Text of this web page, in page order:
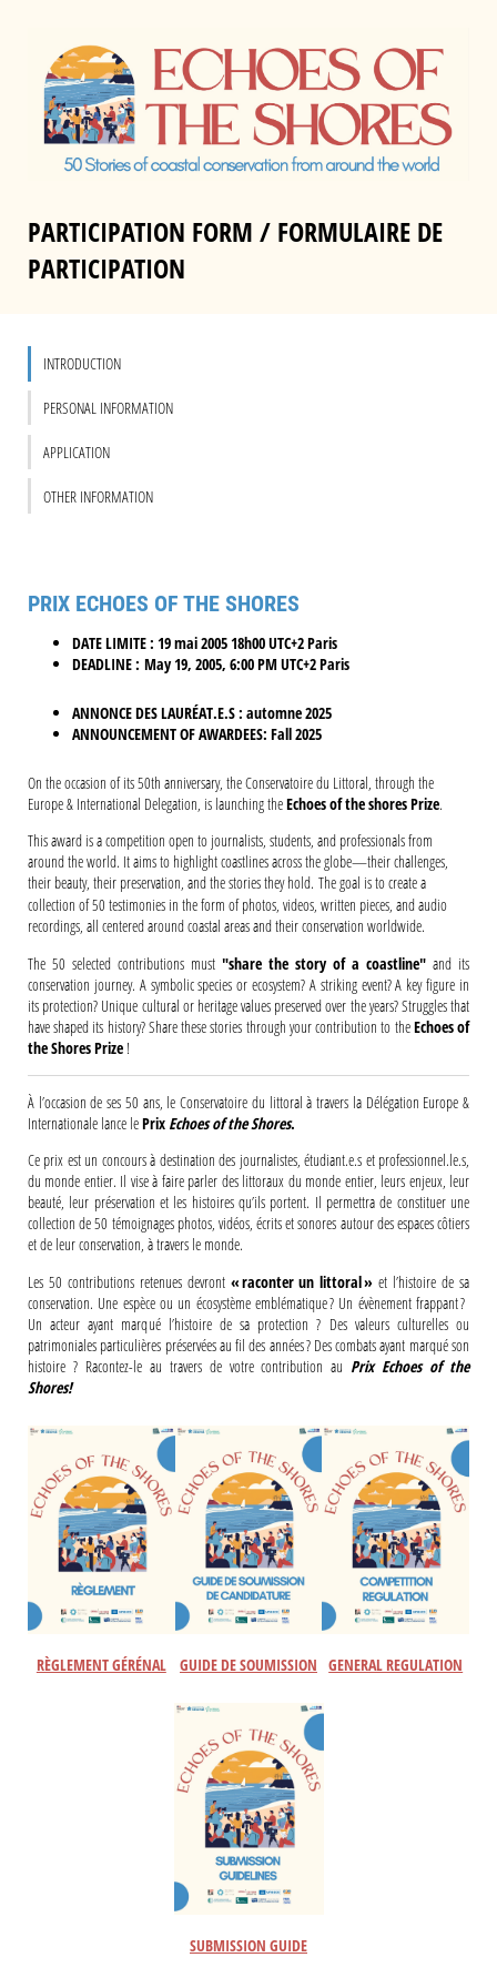
PARTICIPATION FORM / FORMULAIRE DE
PARTICIPATION
INTRODUCTION
PERSONAL INFORMATION
APPLICATION
OTHER INFORMATION
PRIX ECHOES OF THE SHORES
DATE LIMITE : 19 mai 2005 18h00 UTC+2 Paris
DEADLINE : May 19, 2005, 6:00 PM UTC+2 Paris
ANNONCE DES LAURÉAT.E.S : automne 2025
ANNOUNCEMENT OF AWARDEES: Fall 2025
On the occasion of its 50th anniversary, the Conservatoire du Littoral, through the
Europe & International Delegation, is launching theEchoes of the shores Prize.
This award is a competition open to journalists, students, and professionals from
around the world. It aims to highlight coastlines across the globe—their challenges,
their beauty, their preservation, and the stories they hold. The goal is to create a
collection of 50 testimonies in the form of photos, videos, written pieces, and audio
recordings, all centered around coastal areas and their conservation worldwide.
The 50 selected contributions must "share the story of a coastline" and its
conservation journey. A symbolic species or ecosystem? A striking event? A key figure in
its protection? Unique cultural or heritage values preserved over the years? Struggles that
have shaped its history? Share these stories through your contribution to theEchoes of
the Shores Prize !
À l’occasion de ses 50 ans, le Conservatoire du littoral à travers la Délégation Europe &
Internationale lance lePrix Echoes of the Shores.
Ce prix est un concours à destination des journalistes, étudiant.e.s et professionnel.le.s,
du monde entier. Il vise à faire parler des littoraux du monde entier, leurs enjeux, leur
beauté, leur préservation et les histoires qu’ils portent. Il permettra de constituer une
collection de 50 témoignages photos, vidéos, écrits et sonores autour des espaces côtiers
et de leur conservation, à travers le monde.
Les 50 contributions retenues devront « raconter un littoral » et l’histoire de sa
conservation. Une espèce ou un écosystème emblématique ? Un évènement frappant ?
Un acteur ayant marqué l’histoire de sa protection ? Des valeurs culturelles ou
patrimoniales particulières préservées au fil des années ? Des combats ayant marqué son
histoire ? Racontez-le au travers de votre contribution au Prix Echoes of the
Shores!
RÈGLEMENT GÉRÉNAL GUIDE DE SOUMISSION GENERAL REGULATION
SUBMISSION GUIDE